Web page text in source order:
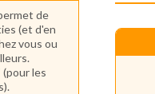
de
(et d'en
vous ou
(pour les